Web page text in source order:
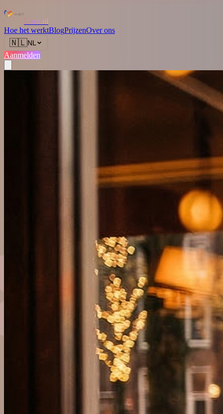
Love.nl
Hoe het werktBlogPrijzenOver ons
🇳🇱NL
Aanmelden